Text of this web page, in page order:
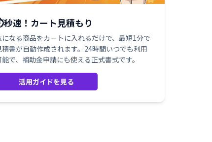
速！カート見積もり
になる商品をカートに入れるだけで、最短1分で
積書が自動作成されます。24時間いつでも利用
能で、補助金申請にも使える正式書式です。
活用ガイドを見る